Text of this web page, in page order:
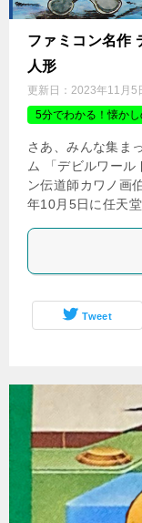
ファミコン名作
人形
更新日： 2023年11月5
5分でわかる！懐か
さあ、みんな集ま
ム 「デビルワール
ン伝道師カワノ画
年10月5日に任天
Tweet